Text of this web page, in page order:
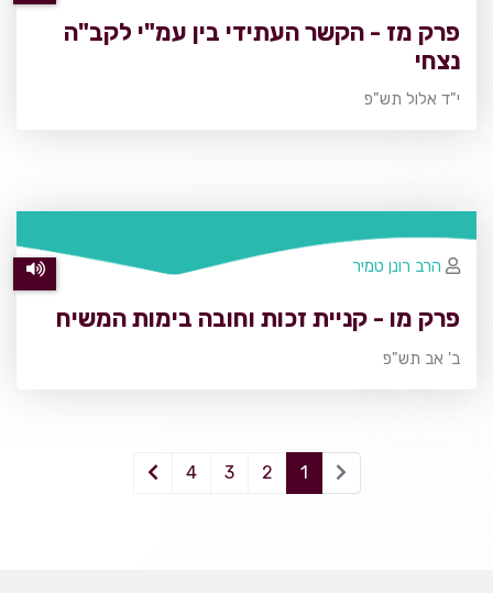
פרק מז - הקשר העתידי בין עמ"י לקב"ה
נצחי
י"ד אלול תש"פ
פרק מו - קניית זכות וחובה בימות המשיח
ב' אב תש"פ
הרב רונן טמיר
1
2
3
4